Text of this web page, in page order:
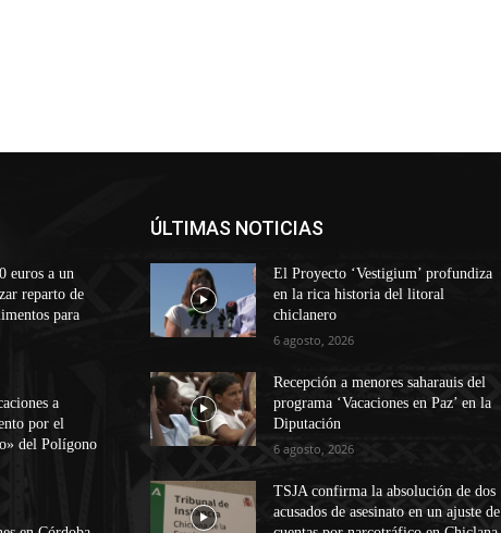
euros a un
reparto de
para
a
por el
del Polígono
ÚLTIMAS NOTICIAS
El Proyecto ‘Vestigium’ profundiza
en la rica historia del litoral
chiclanero
6 agosto, 2026
Recepción a menores saharauis del
programa ‘Vacaciones en Paz’ en la
Diputación
6 agosto, 2026
TSJA confirma la absolución de dos
acusados de asesinato en un ajuste de